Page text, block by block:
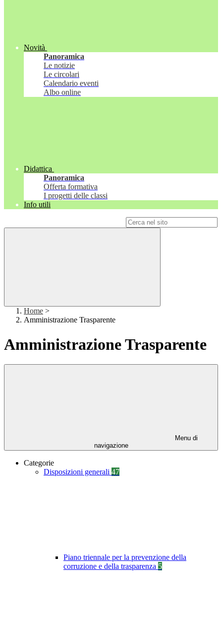
Novità
Panoramica
Le notizie
Le circolari
Calendario eventi
Albo online
Didattica
Panoramica
Offerta formativa
I progetti delle classi
Info utili
Home >
Amministrazione Trasparente
Amministrazione Trasparente
Menu di
navigazione
Categorie
Disposizioni generali 47
Piano triennale per la prevenzione della
corruzione e della trasparenza 5